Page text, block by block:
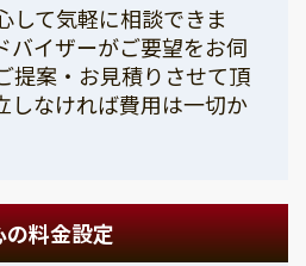
して気軽に相談できま
バイザーがご要望をお伺
提案・お見積りさせて頂
しなければ費用は一切か
の料金設定